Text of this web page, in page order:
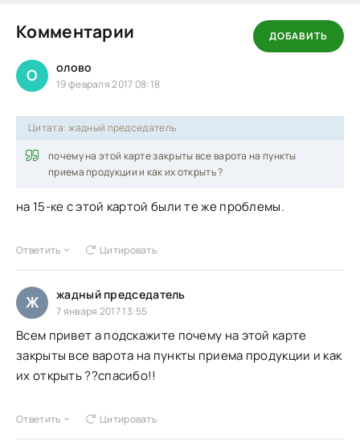
Комментарии ДОБАВИТЬ
О олово
19 февраля 2017 08:18
Цитата: жадный председатель
почему на этой карте закрыты все варота на пункты
приема продукции и как их открыть ?
на 15-ке с этой картой были те же проблемы.
Ответить Цитировать
Ж жадный председатель
7 января 2017 13:55
Всем привет а подскажите почему на этой карте
закрыты все варота на пункты приема продукции и как
их открыть ??спасибо!!
Ответить Цитировать